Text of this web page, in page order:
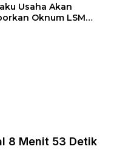
Usaha Akan
Oknum LSM
8 Menit 53 Detik